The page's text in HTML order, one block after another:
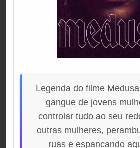
Legenda do filme
gangue de jovens
controlar tudo ao seu
outras mulheres,
ruas e espancando